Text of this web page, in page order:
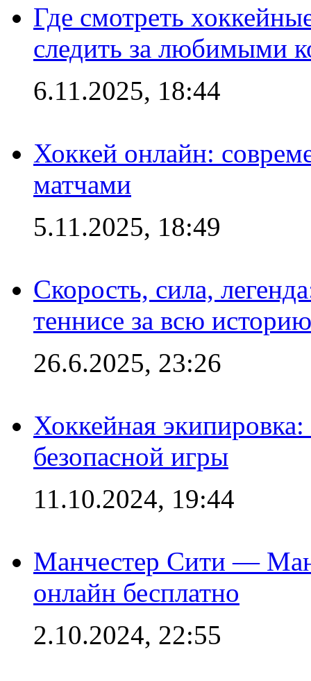
Где смотреть
следить за любимыми
6.11.2025, 18:44
Хоккей онлайн:
матчами
5.11.2025, 18:49
Скорость, сила,
теннисе за всю историю
26.6.2025, 23:26
Хоккейная
безопасной игры
11.10.2024, 19:44
Манчестер Сити —
онлайн бесплатно
2.10.2024, 22:55